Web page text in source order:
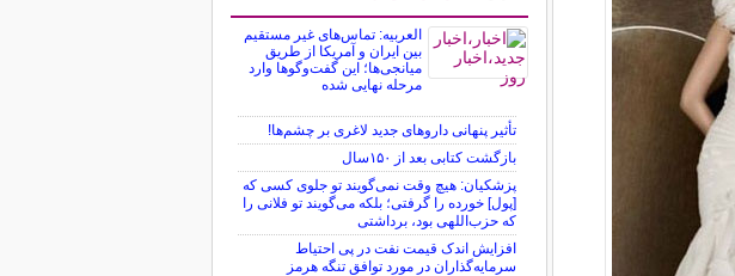
العربیه: تماس‌های غیر مستقیم
بین ایران و آمریکا از طریق
میانجی‌ها؛ این گفت‌و‌گو‌ها وارد
مرحله نهایی شده
تأثیر پنهانی داروهای جدید لاغری بر چشم‌ها!
بازگشت کتابی بعد از ۱۵۰سال
پزشکیان: هیچ وقت نمی‌گویند تو جلوی کسی که
[پول] خورده را گرفتی؛ بلکه می‌گویند تو فلانی را
که حزب‌اللهی بود، برداشتی
افزایش اندک قیمت نفت در پی احتیاط
سرمایه‌گذاران در مورد توافق تنگه هرمز